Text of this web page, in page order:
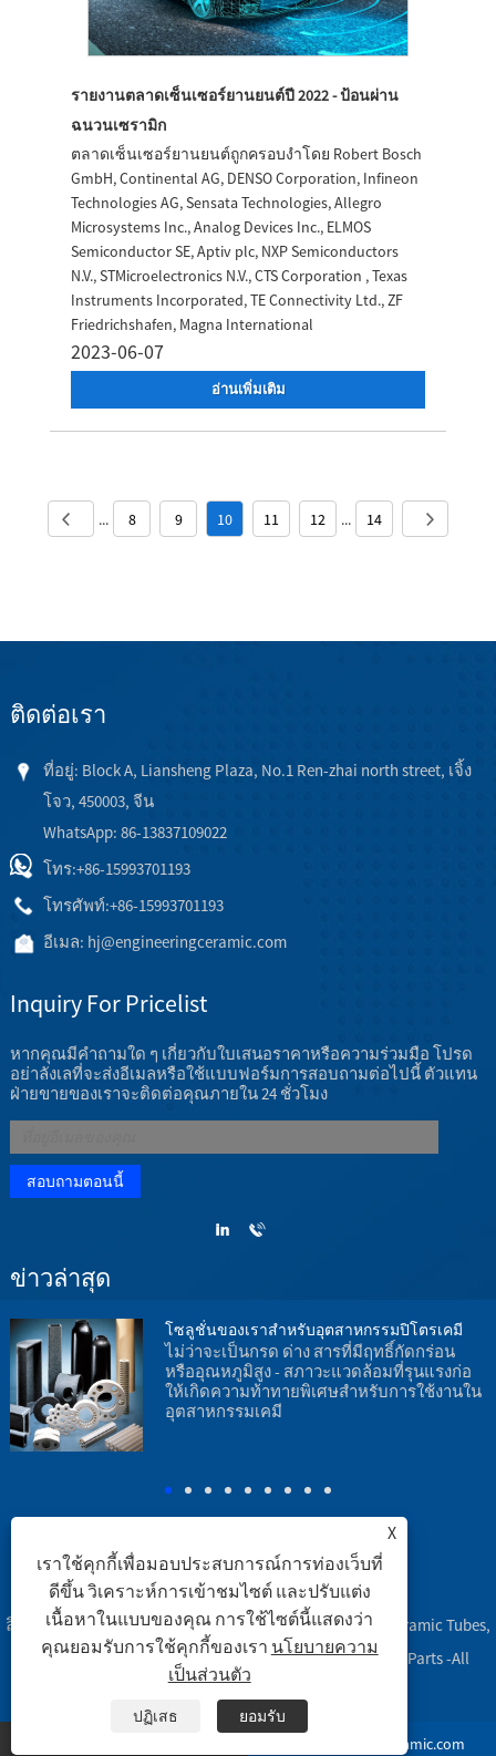
รายงานตลาดเซ็นเซอร์ยานยนต์ปี 2022 - ป้อนผ่าน
ฉนวนเซรามิก
ตลาดเซ็นเซอร์ยานยนต์ถูกครอบงำโดย Robert Bosch
GmbH, Continental AG, DENSO Corporation, Infineon
Technologies AG, Sensata Technologies, Allegro
Microsystems Inc., Analog Devices Inc., ELMOS
Semiconductor SE, Aptiv plc, NXP Semiconductors
N.V., STMicroelectronics N.V., CTS Corporation , Texas
Instruments Incorporated, TE Connectivity Ltd., ZF
Friedrichshafen, Magna International
2023-06-07
อ่านเพิ่มเติม
... 8 9 10 11 12 ... 14
ติดต่อเรา
ที่อยู่: Block A, Liansheng Plaza, No.1 Ren-zhai north street, เจิ้ง
โจว, 450003, จีน
WhatsApp: 86-13837109022
โทร:+86-15993701193
โทรศัพท์:+86-15993701193
อีเมล: hj@engineeringceramic.com
Inquiry For Pricelist
หากคุณมีคำถามใด ๆ เกี่ยวกับใบเสนอราคาหรือความร่วมมือ โปรด
อย่าลังเลที่จะส่งอีเมลหรือใช้แบบฟอร์มการสอบถามต่อไปนี้ ตัวแทน
ฝ่ายขายของเราจะติดต่อคุณภายใน 24 ชั่วโมง
ข่าวล่าสุด
โซลูชั่นของเราสำหรับอุตสาหกรรมปิโตรเคมี
ไม่ว่าจะเป็นกรด ด่าง สารที่มีฤทธิ์กัดกร่อน
หรืออุณหภูมิสูง - สภาวะแวดล้อมที่รุนแรงก่อ
ให้เกิดความท้าทายพิเศษสำหรับการใช้งานใน
อุตสาหกรรมเคมี
ลิงค์| Sitemap| RSS| XML|
ลิขสิทธิ์ © 2003 Engineering Ceramic Co., Ltd. - Alumina Ceramic Tubes,
Alumina Ceramic Labware, Alumina Ceramic Machined Parts -All
hj@engineeringceramic.com
X
เราใช้คุกกี้เพื่อมอบประสบการณ์การท่องเว็บที่
ดีขึ้น วิเคราะห์การเข้าชมไซต์ และปรับแต่ง
เนื้อหาในแบบของคุณ การใช้ไซต์นี้แสดงว่า
คุณยอมรับการใช้คุกกี้ของเรา นโยบายความ
เป็นส่วนตัว
ปฏิเสธ ยอมรับ